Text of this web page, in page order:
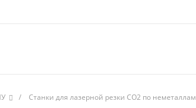
/ Станки для лазерной резки CO2 по неметаллам